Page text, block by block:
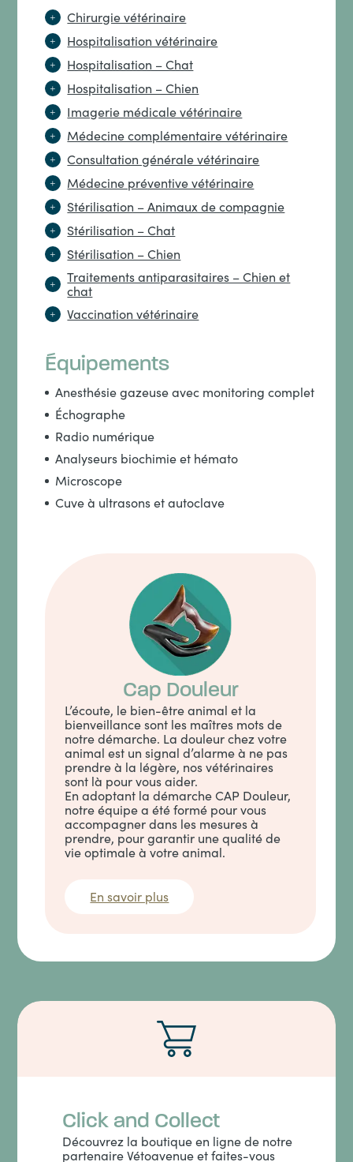
Chirurgie vétérinaire
Hospitalisation vétérinaire
Hospitalisation – Chat
Hospitalisation – Chien
Imagerie médicale vétérinaire
Médecine complémentaire vétérinaire
Consultation générale vétérinaire
Médecine préventive vétérinaire
Stérilisation – Animaux de compagnie
Stérilisation – Chat
Stérilisation – Chien
Traitements antiparasitaires – Chien et
chat
Vaccination vétérinaire
Équipements
Anesthésie gazeuse avec monitoring complet
Échographe
Radio numérique
Analyseurs biochimie et hémato
Microscope
Cuve à ultrasons et autoclave
Cap Douleur
L’écoute, le bien-être animal et la
bienveillance sont les maîtres mots de
notre démarche. La douleur chez votre
animal est un signal d’alarme à ne pas
prendre à la légère, nos vétérinaires
sont là pour vous aider.
En adoptant la démarche CAP Douleur,
notre équipe a été formé pour vous
accompagner dans les mesures à
prendre, pour garantir une qualité de
vie optimale à votre animal.
En savoir plus
Click and Collect
Découvrez la boutique en ligne de notre
partenaire Vétoavenue et faites-vous